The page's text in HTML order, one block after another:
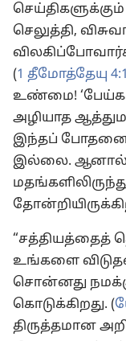
செலுத்தி,
(1 தீமோத்தேயு 4:1
உண்மை!
அழியாத
இந்தப் போதனை
இல்லை. ஆனால்,
“சத்தியத்தைத்
உங்களை
சொன்னது
கொடுக்கிறது. (
திருத்தமான